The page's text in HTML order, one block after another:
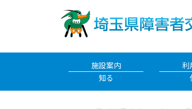
施設案内
知る
利